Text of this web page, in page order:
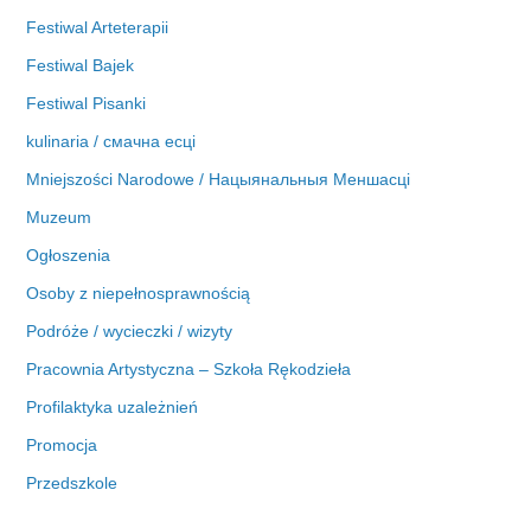
Festiwal Arteterapii
Festiwal Bajek
Festiwal Pisanki
kulinaria / смачна есці
Mniejszości Narodowe / Нацыянальныя Меншасці
Muzeum
Ogłoszenia
Osoby z niepełnosprawnością
Podróże / wycieczki / wizyty
Pracownia Artystyczna – Szkoła Rękodzieła
Profilaktyka uzależnień
Promocja
Przedszkole